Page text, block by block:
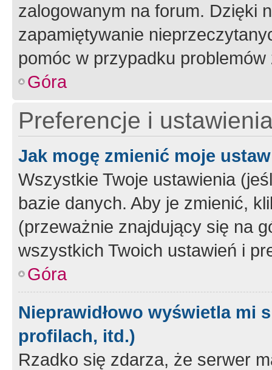
zalogowanym na forum. Dzięki
zapamiętywanie
pomóc w przypadku
Góra
Preferencje i
Jak mogę zmienić moje
Wszystkie Twoje ustawienia
bazie danych. Aby je zmienić,
(przeważnie znajdujący się na
wszystkich Twoich ustawień i
Góra
Nieprawidłowo wyświetla mi
profilach, itd.)
Rzadko się zdarza, że serwer